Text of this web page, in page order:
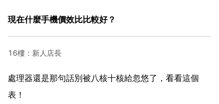
現在什麼手機價效比比較好？
16樓：新人店長
處理器還是那句話別被八核十核給忽悠了，看看這個
表！